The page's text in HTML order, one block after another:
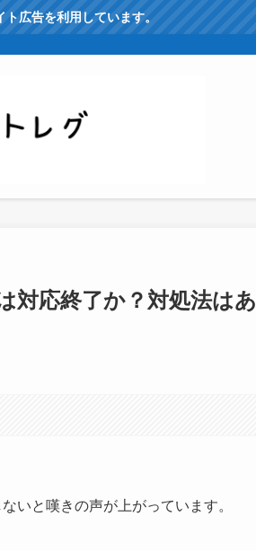
ト広告を利用しています。
対応終了か？対処法はあ
いと嘆きの声が上がっています。